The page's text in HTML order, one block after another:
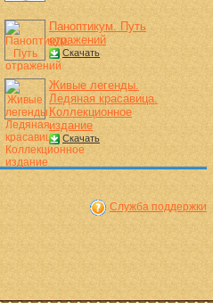
Паноптикум. Путь
отражений
Скачать
Живые легенды.
Ледяная красавица.
Коллекционное
издание
Скачать
Служба поддержки